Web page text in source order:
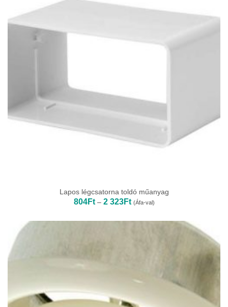
Lapos légcsatorna toldó műanyag
804Ft – 2 323FtÁrtartomány:
804Ft
2
(Áfa-val)